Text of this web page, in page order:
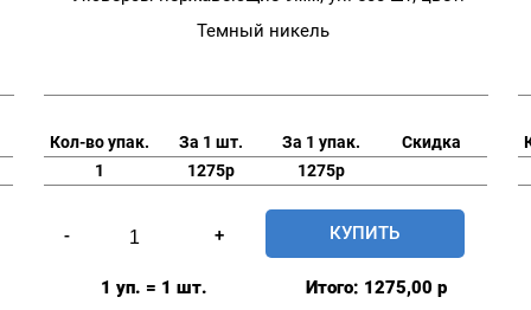
Темный никель
Кол-во упак. За 1 шт. За 1 упак.
Скидка
1
1275р 1275р
-
товара
Люверсы
+ КУПИТЬ
1 уп. = 1 шт. Итого: 1275,00 р